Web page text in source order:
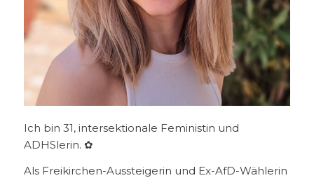
Ich bin 31, intersektionale Feministin und
ADHSlerin. ✿
Als Freikirchen-Aussteigerin und Ex-AfD-Wählerin